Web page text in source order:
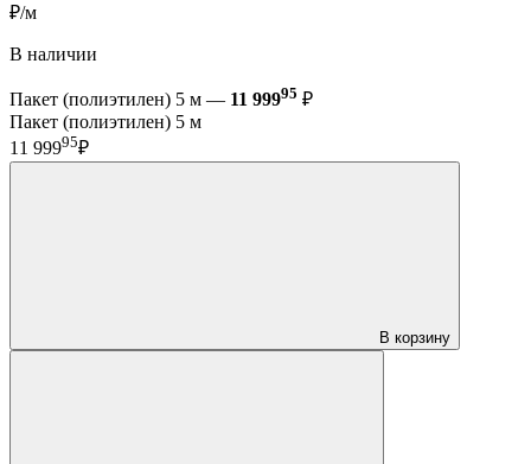
₽/м
В наличии
Пакет (полиэтилен) 5 м — 11 99995 ₽
Пакет (полиэтилен) 5 м
11 99995₽
В корзину